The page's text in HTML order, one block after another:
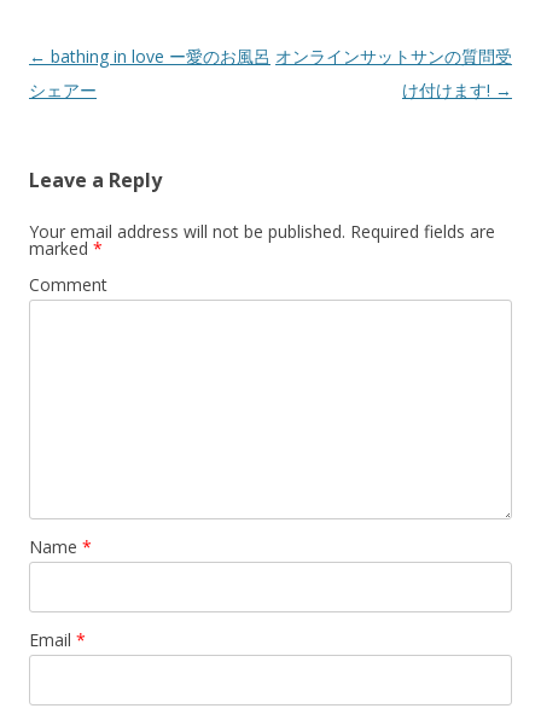
Post
navigation
← bathing in love ー愛のお風呂
シェアー
オンラインサットサンの質問受
け付けます! →
Leave a Reply
Your email address will not be published. Required fields are
marked *
Comment
Name *
Email *